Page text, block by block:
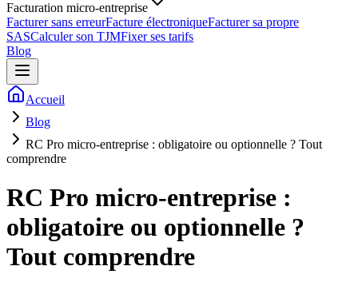
Facturation micro-entreprise
Facturer sans erreurFacture électroniqueFacturer sa propre
SASCalculer son TJMFixer ses tarifs
Blog
Accueil
Blog
RC Pro micro-entreprise : obligatoire ou optionnelle ? Tout
comprendre
RC Pro micro-entreprise :
obligatoire ou optionnelle ?
Tout comprendre